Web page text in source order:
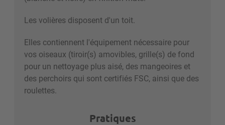
Les volières disposent d'un toit.
Elles contiennent l'équipement nécessaire pour
vos oiseaux (tiroir(s) amovibles, grille(s) de fond
pour un nettoyage plus aisé, des mangeoires et
des perchoirs qui sont certifiés FSC, ainsi que des
roulettes.
Pratiques